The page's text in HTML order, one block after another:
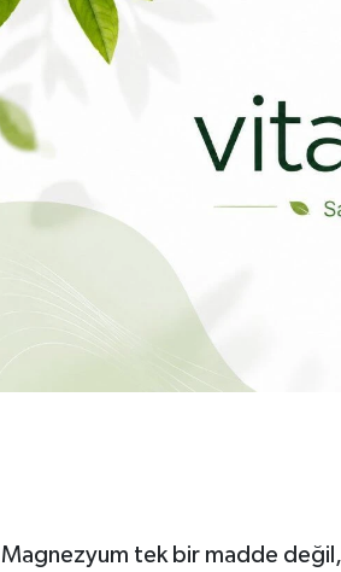
Magnezyum tek bir madde